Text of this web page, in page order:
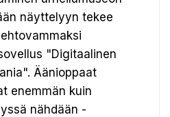
näyttelyyn tekee
"Digitaalinen
Äänioppaat
enemmän kuin
nähdään -